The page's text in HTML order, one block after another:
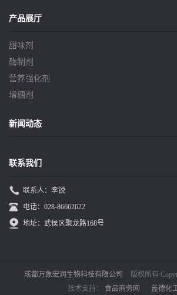
产品展厅
甜味剂
酶制剂
营养强化剂
增稠剂
新闻动态
联系我们
联系人：李锐
电话：028-86662622
地址：武侯区聚龙路168号
成都万象宏润生物科技有限公司 版权所有
技术支持： 食品商务网 盖德化